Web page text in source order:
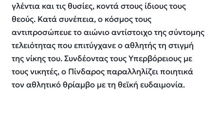
γλέντια και τις θυσίες, κοντά στους ίδιους τους
θεούς. Κατά συνέπεια, ο κόσμος τους
αντιπροσώπευε το αιώνιο αντίστοιχο της σύντομης
τελειότητας που επιτύγχανε ο αθλητής τη στιγμή
της νίκης του. Συνδέοντας τους Υπερβόρειους με
τους νικητές, ο Πίνδαρος παραλληλίζει ποιητικά
τον αθλητικό θρίαμβο με τη θεϊκή ευδαιμονία.